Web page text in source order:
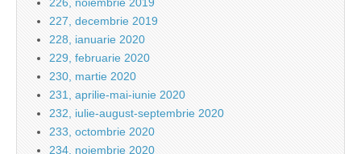
226, noiembrie 2019
227, decembrie 2019
228, ianuarie 2020
229, februarie 2020
230, martie 2020
231, aprilie-mai-iunie 2020
232, iulie-august-septembrie 2020
233, octombrie 2020
234, noiembrie 2020